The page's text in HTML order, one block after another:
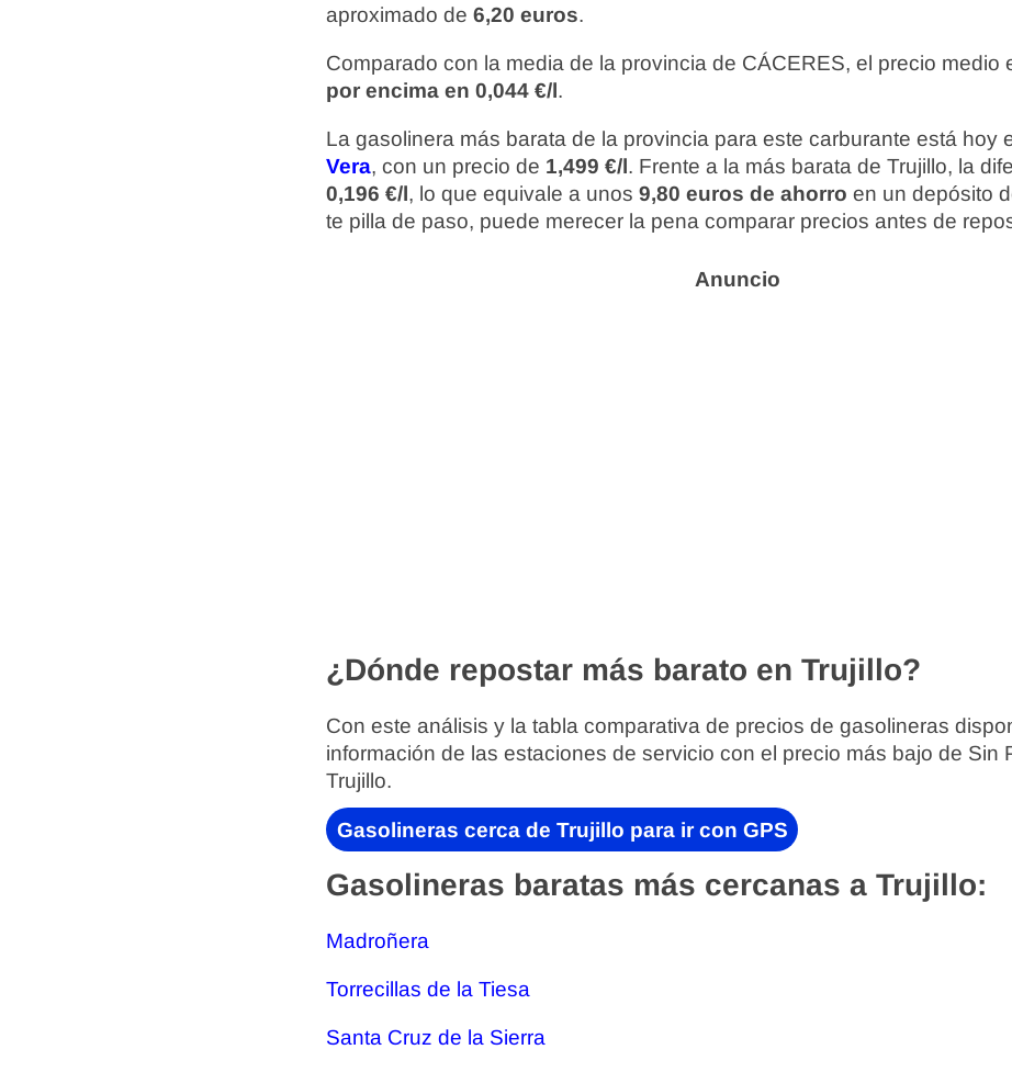
aproximado de 6,20 euros.
Comparado con la media de la provincia de CÁCERES, el precio medio
por encima en 0,044 €/l.
La gasolinera más barata de la provincia para este carburante está hoy
Vera, con un precio de 1,499 €/l. Frente a la más barata de Trujillo, la
0,196 €/l, lo que equivale a unos 9,80 euros de ahorro en un depósito
te pilla de paso, puede merecer la pena comparar precios antes de
¿Dónde repostar más barato en Trujillo?
Con este análisis y la tabla comparativa de precios de gasolineras
información de las estaciones de servicio con el precio más bajo de Sin
Trujillo.
Gasolineras cerca de Trujillo para ir con GPS
Gasolineras baratas más cercanas a Trujillo:
Madroñera
Torrecillas de la Tiesa
Santa Cruz de la Sierra